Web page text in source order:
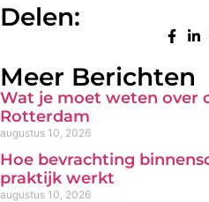
Delen:
Meer Berichten
Wat je moet weten over
Rotterdam
augustus 10, 2026
Hoe bevrachting
praktijk werkt
augustus 10, 2026